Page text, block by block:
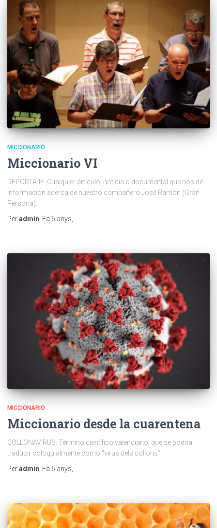
MICCIONARIO
Miccionario VI
REPORTAJE: Cualquier artículo, noticia o documental que nos dé
información acerca de nuestro compañero José Ramón (Gran
Persona).
Peradmin, Fa 6 anys,
MICCIONARIO
Miccionario desde la cuarentena
COLLONAVIRUS: Término científico valenciano, que se podría
traducir coloquialmente como “virus dels collons”.
Peradmin , Fa 6 anys